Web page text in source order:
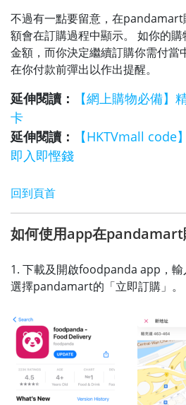
不過有一點要留意，在pandamart
額會在訂購過程中顯示。 如你的
金額，而你決定繼續訂購你需付當
在你付款前彈出以作出提醒。
延伸閱讀：
【網上購物必備】
卡
延伸閱讀：
【HKTVmall code
即入即慳錢
回到頁首
如何使用app在pandamart
1. 下載及開啟foodpanda app，輸
選擇pandamart的「立即訂購」。